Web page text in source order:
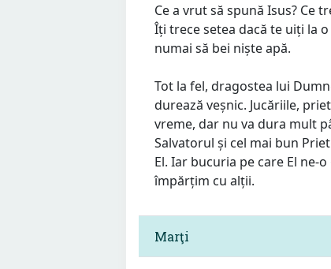
Ce a vrut să spună Isus? Ce
Îți trece setea dacă te uiți la
numai să bei niște apă.
Tot la fel, dragostea lui
durează veșnic. Jucăriile,
vreme, dar nu va dura mult
Salvatorul și cel mai bun
El. Iar bucuria pe care El ne-
împărțim cu alții.
Marţi